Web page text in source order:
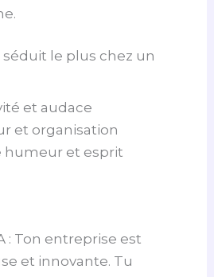
séduit le plus chez un
et audace
et organisation
humeur et esprit
: Ton entreprise est
et innovante. Tu